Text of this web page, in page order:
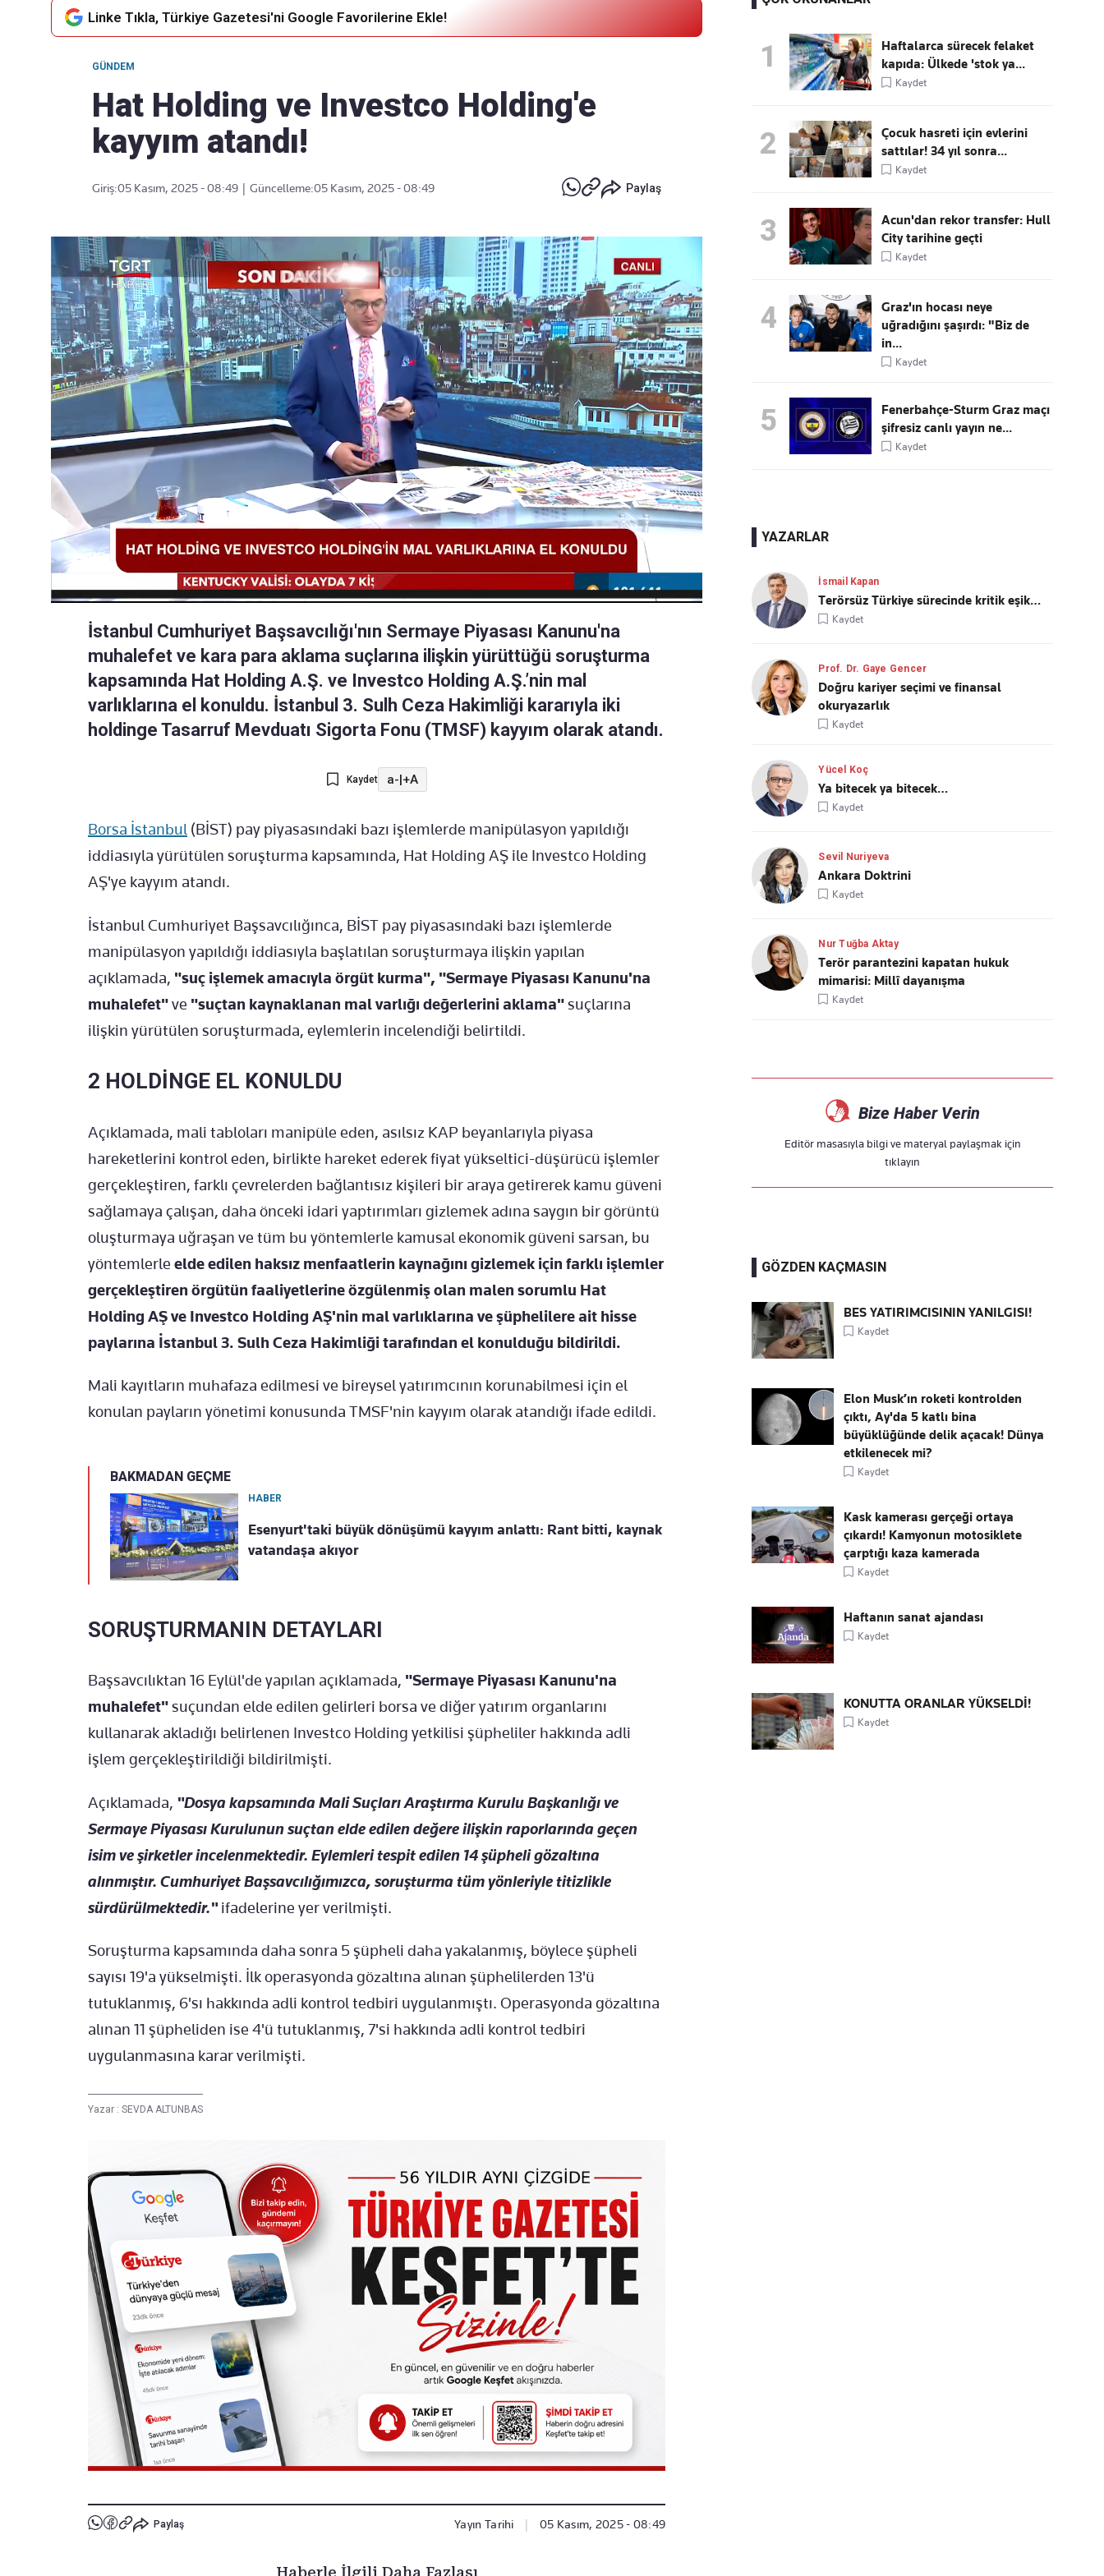
akışımıza ulaşın
göndermek için tıklayın
Kaçırmayın
Ücretsiz üye olun, gündemi
Linke Tıkla, Türkiye Gazetesi'ni Google Favorilerine Ekle!
GÜNDEM
Hat Holding ve Investco Holding'e
kayyım atandı!
Giriş:05 Kasım, 2025 - 08:49 Güncelleme:05 Kasım, 2025 - 08:49 Paylaş
İstanbul Cumhuriyet Başsavcılığı'nın Sermaye Piyasası Kanunu'na
muhalefet ve kara para aklama suçlarına ilişkin yürüttüğü soruşturma
kapsamında Hat Holding A.Ş. ve Investco Holding A.Ş.’nin mal
varlıklarına el konuldu. İstanbul 3. Sulh Ceza Hakimliği kararıyla iki
holdinge Tasarruf Mevduatı Sigorta Fonu (TMSF) kayyım olarak atandı.
Kaydet a-|+A
Borsa İstanbul (BİST) pay piyasasındaki bazı işlemlerde manipülasyon yapıldığı
iddiasıyla yürütülen soruşturma kapsamında, Hat Holding AŞ ile Investco Holding
AŞ'ye kayyım atandı.
İstanbul Cumhuriyet Başsavcılığınca, BİST pay piyasasındaki bazı işlemlerde
manipülasyon yapıldığı iddiasıyla başlatılan soruşturmaya ilişkin yapılan
açıklamada, "suç işlemek amacıyla örgüt kurma", "Sermaye Piyasası Kanunu'na
muhalefet"ve "suçtan kaynaklanan mal varlığı değerlerini aklama"suçlarına
ilişkin yürütülen soruşturmada, eylemlerin incelendiği belirtildi.
2 HOLDİNGE EL KONULDU
Açıklamada, mali tabloları manipüle eden, asılsız KAP beyanlarıyla piyasa
hareketlerini kontrol eden, birlikte hareket ederek fiyat yükseltici-düşürücü işlemler
gerçekleştiren, farklı çevrelerden bağlantısız kişileri bir araya getirerek kamu güveni
sağlamaya çalışan, daha önceki idari yaptırımları gizlemek adına saygın bir görüntü
oluşturmaya uğraşan ve tüm bu yöntemlerle kamusal ekonomik güveni sarsan, bu
yöntemlerle elde edilen haksız menfaatlerin kaynağını gizlemek için farklı işlemler
gerçekleştiren örgütün faaliyetlerine özgülenmiş olan malen sorumlu Hat
Holding AŞ ve Investco Holding AŞ'nin mal varlıklarına ve şüphelilere ait hisse
paylarına İstanbul 3. Sulh Ceza Hakimliği tarafından el konulduğu bildirildi.
Mali kayıtların muhafaza edilmesi ve bireysel yatırımcının korunabilmesi için el
konulan payların yönetimi konusunda TMSF'nin kayyım olarak atandığı ifade edildi.
BAKMADAN GEÇME
HABER
Esenyurt'taki büyük dönüşümü kayyım anlattı: Rant bitti, kaynak
vatandaşa akıyor
SORUŞTURMANIN DETAYLARI
Başsavcılıktan 16 Eylül'de yapılan açıklamada, "Sermaye Piyasası Kanunu'na
muhalefet"suçundan elde edilen gelirleri borsa ve diğer yatırım organlarını
kullanarak akladığı belirlenen Investco Holding yetkilisi şüpheliler hakkında adli
işlem gerçekleştirildiği bildirilmişti.
Açıklamada, "Dosya kapsamında Mali Suçları Araştırma Kurulu Başkanlığı ve
Sermaye Piyasası Kurulunun suçtan elde edilen değere ilişkin raporlarında geçen
isim ve şirketler incelenmektedir. Eylemleri tespit edilen 14 şüpheli gözaltına
alınmıştır. Cumhuriyet Başsavcılığımızca, soruşturma tüm yönleriyle titizlikle
sürdürülmektedir." ifadelerine yer verilmişti.
Soruşturma kapsamında daha sonra 5 şüpheli daha yakalanmış, böylece şüpheli
sayısı 19'a yükselmişti. İlk operasyonda gözaltına alınan şüphelilerden 13'ü
tutuklanmış, 6'sı hakkında adli kontrol tedbiri uygulanmıştı. Operasyonda gözaltına
alınan 11 şüpheliden ise 4'ü tutuklanmış, 7'si hakkında adli kontrol tedbiri
uygulanmasına karar verilmişti.
Yazar : SEVDA ALTUNBAS
Paylaş Yayın Tarihi 05 Kasım, 2025 - 08:49
1
Haftalarca sürecek felaket
kapıda: Ülkede 'stok ya...
Kaydet
2
Çocuk hasreti için evlerini
sattılar! 34 yıl sonra...
Kaydet
3
Acun'dan rekor transfer: Hull
City tarihine geçti
Kaydet
4
Graz'ın hocası neye
uğradığını şaşırdı: "Biz de
in...
Kaydet
5
Fenerbahçe-Sturm Graz maçı
şifresiz canlı yayın ne...
Kaydet
YAZARLAR
İsmail Kapan
Terörsüz Türkiye sürecinde kritik eşik…
Kaydet
Prof. Dr. Gaye Gencer
Doğru kariyer seçimi ve finansal
okuryazarlık
Kaydet
Yücel Koç
Ya bitecek ya bitecek…
Kaydet
Sevil Nuriyeva
Ankara Doktrini
Kaydet
Nur Tuğba Aktay
Terör parantezini kapatan hukuk
mimarisi: Millî dayanışma
Kaydet
Bize Haber Verin
Editör masasıyla bilgi ve materyal paylaşmak için
tıklayın
GÖZDEN KAÇMASIN
BES YATIRIMCISININ YANILGISI!
Kaydet
Elon Musk’ın roketi kontrolden
çıktı, Ay'da 5 katlı bina
büyüklüğünde delik açacak! Dünya
etkilenecek mi?
Kaydet
Kask kamerası gerçeği ortaya
çıkardı! Kamyonun motosiklete
çarptığı kaza kamerada
Kaydet
Haftanın sanat ajandası
Kaydet
KONUTTA ORANLAR YÜKSELDİ!
Kaydet